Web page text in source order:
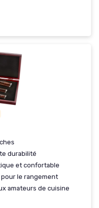
durabilité
et confortable
le rangement
amateurs de cuisine